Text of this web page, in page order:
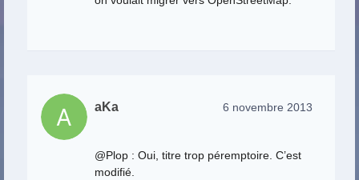
aKa 6 novembre 2013
@Plop : Oui, titre trop péremptoire. C’est
modifié.